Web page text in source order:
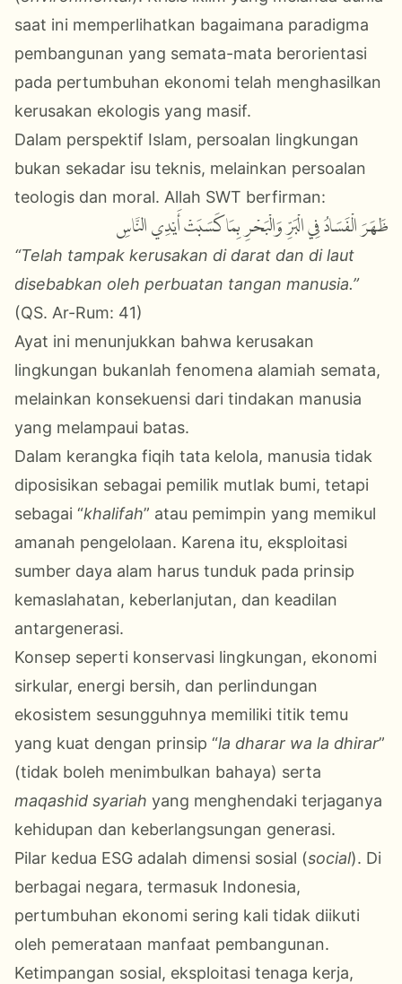
saat ini memperlihatkan bagaimana paradigma
pembangunan yang semata-mata berorientasi
pada pertumbuhan ekonomi telah menghasilkan
kerusakan ekologis yang masif.
Dalam perspektif Islam, persoalan lingkungan
bukan sekadar isu teknis, melainkan persoalan
teologis dan moral. Allah SWT berfirman:
ظَهَرَ الْفَسَادُ فِي الْبَرِّ وَالْبَحْرِ بِمَا كَسَبَتْ أَيْدِي النَّاسِ
“Telah tampak kerusakan di darat dan di laut
disebabkan oleh perbuatan tangan manusia.”
(QS. Ar-Rum: 41)
Ayat ini menunjukkan bahwa kerusakan
lingkungan bukanlah fenomena alamiah semata,
melainkan konsekuensi dari tindakan manusia
yang melampaui batas.
Dalam kerangka fiqih tata kelola, manusia tidak
diposisikan sebagai pemilik mutlak bumi, tetapi
sebagai “khalifah” atau pemimpin yang memikul
amanah pengelolaan. Karena itu, eksploitasi
sumber daya alam harus tunduk pada prinsip
kemaslahatan, keberlanjutan, dan keadilan
antargenerasi.
Konsep seperti konservasi lingkungan, ekonomi
sirkular, energi bersih, dan perlindungan
ekosistem sesungguhnya memiliki titik temu
yang kuat dengan prinsip “la dharar wa la dhirar”
(tidak boleh menimbulkan bahaya) serta
maqashid syariah yang menghendaki terjaganya
kehidupan dan keberlangsungan generasi.
Pilar kedua ESG adalah dimensi sosial (social). Di
berbagai negara, termasuk Indonesia,
pertumbuhan ekonomi sering kali tidak diikuti
oleh pemerataan manfaat pembangunan.
Ketimpangan sosial, eksploitasi tenaga kerja,